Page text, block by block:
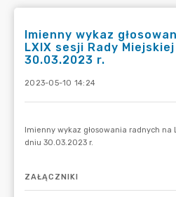
Imienny wykaz
LXIX sesji Rady
30.03.2023 r.
2023-05-10 14:24
ZAŁĄCZNIKI